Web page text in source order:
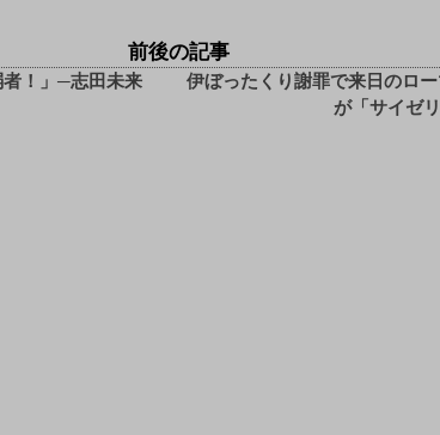
前後の記事
者！」─志田未来
伊ぼったくり謝罪で来日のロ
が「サイゼ